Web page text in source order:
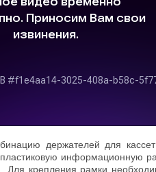
держателей для
информационную
Для крепления рамки